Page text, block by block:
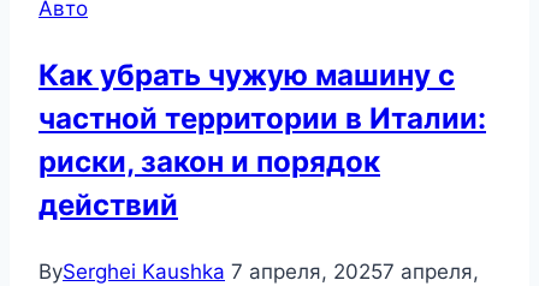
Авто
Как убрать чужую машину с
частной территории в Италии:
риски, закон и порядок
действий
BySerghei Kaushka 7 апреля, 20257 апреля,